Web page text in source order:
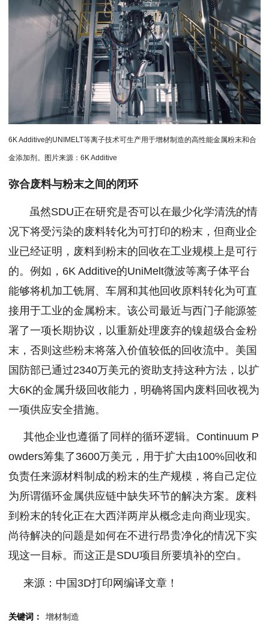
6K Additive的UNIMELT等离子技术可生产用于增材制造的高性能金属粉末和合
金添加剂。图片来源：6K Additive
弥合废料与粉末之间的闭环
虽然SDU正在研究是否可以在最少化学清洗的情
况下将受污染的废料转化为可打印的粉末，但商业企
业已经证明，废料到粉末的回收在工业规模上是可行
的。例如，6K Additive的UniMelt微波等离子体平台
能够将机加工铣屑、车屑和其他回收原料转化为可直
接用于工业的金属粉末。该公司最近与西门子能源签
署了一项长期协议，以重新处理废弃的镍超级合金粉
末，否则这些粉末将落入价值较低的回收流中。美国
国防部已通过2340万美元的资助支持这种方法，以扩
大6K的金属升级回收能力，明确将国内废料回收视为
一项供应安全措施。
其他企业也遵循了同样的循环逻辑。Continuum P
owders筹集了3600万美元，用于扩大由100%回收和
负责任来源材料制成的粉末的生产规模，将自己定位
为所谓循环金属供应链中缺失环节的解决方案。废料
到粉末的转化正在大西洋两岸从概念走向商业现实。
尚待解决的问题是如何在不进行昂贵净化的情况下实
现这一目标。而这正是SDU项目所要填补的空白。
来源：中国3D打印网编译文章！
关键词： 增材制造